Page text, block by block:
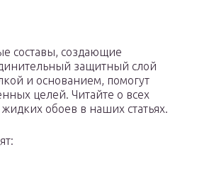
составы, создающие
защитный слой
и основанием, помогут
целей. Читайте о всех
обоев в наших статьях.